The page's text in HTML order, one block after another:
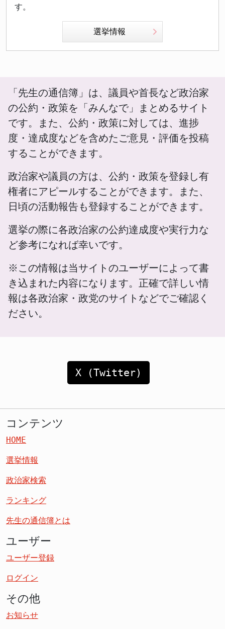
す。
選挙情報
「先生の通信簿」は、議員や首長など政治家
の公約・政策を「みんなで」まとめるサイト
です。また、公約・政策に対しては、進捗
度・達成度などを含めたご意見・評価を投稿
することができます。
政治家や議員の方は、公約・政策を登録し有
権者にアピールすることができます。また、
日頃の活動報告も登録することができます。
選挙の際に各政治家の公約達成度や実行力な
ど参考になれば幸いです。
※この情報は当サイトのユーザーによって書
き込まれた内容になります。正確で詳しい情
報は各政治家・政党のサイトなどでご確認く
ださい。
X (Twitter)
コンテンツ
HOME
選挙情報
政治家検索
ランキング
先生の通信簿とは
ユーザー
ユーザー登録
ログイン
その他
お知らせ